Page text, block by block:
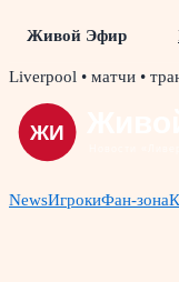
Живой Эфир
Skip
content
Liverpool • матчи •
NewsИгрокиФан-зона